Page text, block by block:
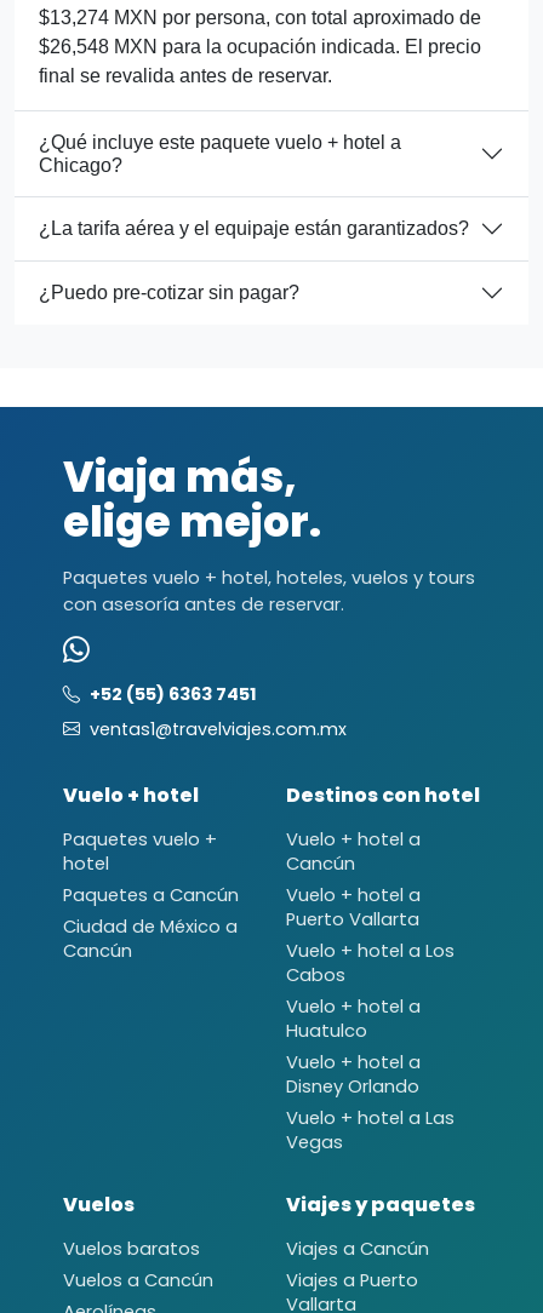
$13,274 MXN por persona, con total aproximado de
$26,548 MXN para la ocupación indicada. El precio
final se revalida antes de reservar.
¿Qué incluye este paquete vuelo + hotel a
Chicago?
¿La tarifa aérea y el equipaje están garantizados?
¿Puedo pre-cotizar sin pagar?
Viaja más,
elige mejor.
Paquetes vuelo + hotel, hoteles, vuelos y tours
con asesoría antes de reservar.
+52 (55) 6363 7451
ventas1@travelviajes.com.mx
Vuelo + hotel
Paquetes vuelo +
hotel
Paquetes a Cancún
Ciudad de México a
Cancún
Destinos con hotel
Vuelo + hotel a
Cancún
Vuelo + hotel a
Puerto Vallarta
Vuelo + hotel a Los
Cabos
Vuelo + hotel a
Huatulco
Vuelo + hotel a
Disney Orlando
Vuelo + hotel a Las
Vegas
Vuelos
Vuelos baratos
Vuelos a Cancún
Viajes y paquetes
Viajes a Cancún
Viajes a Puerto
Vallarta